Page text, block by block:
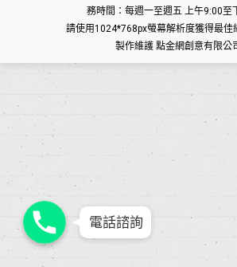
務時間：每週一至週五 上午9:00至
請使用1024*768px螢幕解析度獲得最佳
製作維護 點金網創意有限公
Phone
Phone
Phone
電話諮詢